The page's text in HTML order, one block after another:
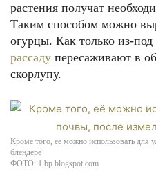
растения получат
Таким способом можно
огурцы. Как только из-
рассаду пересаживают в
скорлупу.
Кроме того, её можно использовать для
блендере
ФОТО: 1.bp.blogspot.com